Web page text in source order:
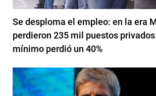
Se desploma el empleo: en la era
perdieron 235 mil puestos
mínimo perdió un 40%